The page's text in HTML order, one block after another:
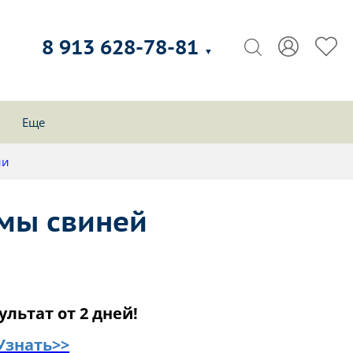
8 913 628-78-81 ▼
Еще
свиней
от 2 дней!